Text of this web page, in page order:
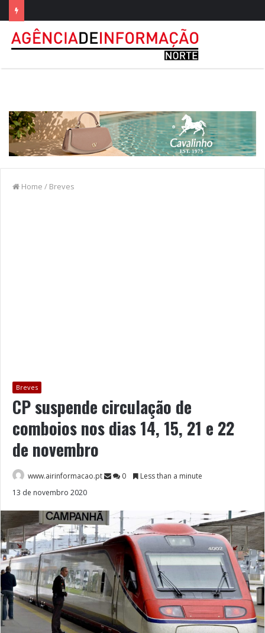
Home / Breves
Breves
CP suspende circulação de
comboios nos dias 14, 15, 21 e 22
de novembro
www.airinformacao.pt 0
Less than a minute
13 de novembro 2020